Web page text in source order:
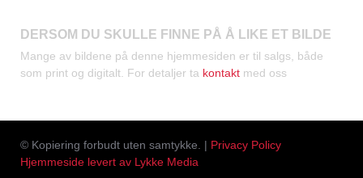
DERSOM DU SKULLE FINNE PÅ Å LIKE ET BILDE
Mange av bildene på denne hjemmesiden er til salgs, både
som print og digitalt. For detaljer ta kontakt med oss
© Kopiering forbudt uten samtykke. | Privacy Policy
Hjemmeside levert av Lykke Media